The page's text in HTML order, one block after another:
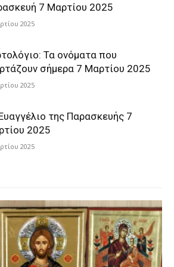
7 Μαρτίου 2025
2025
Τα ονόματα που
σήμερα 7 Μαρτίου 2025
2025
της Παρασκευής 7
2025
2025